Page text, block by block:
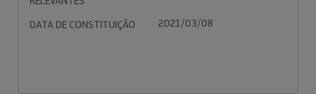
DATA DE CONSTITUIÇÃO 2021/03/08